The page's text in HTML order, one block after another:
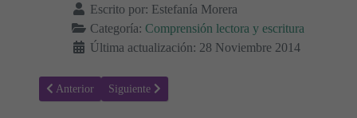
Escrito por: Estefanía Morera
Categoría: Comprensión lectora y escritura
Última actualización: 28 Noviembre 2014
Artículo anterior: Unir cada palabra con el dibujo correspondiente
Anterior Artículo siguiente: Una herradura en el camino
Siguiente